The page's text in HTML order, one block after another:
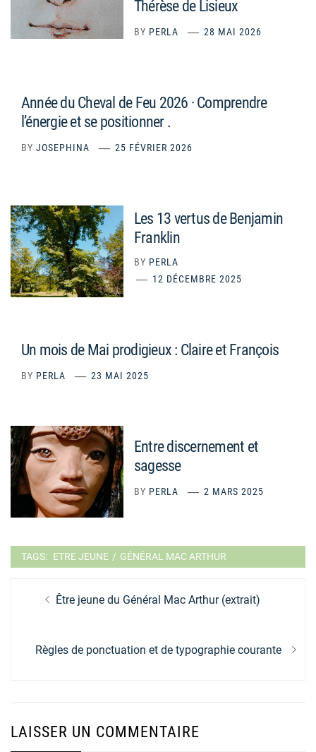
Thérèse de Lisieux
BY PERLA 28 MAI 2026
Année du Cheval de Feu 2026 · Comprendre
l’énergie et se positionner .
BY JOSEPHINA 25 FÉVRIER 2026
Les 13 vertus de Benjamin
Franklin
BY PERLA
12 DÉCEMBRE 2025
Un mois de Mai prodigieux : Claire et François
BY PERLA 23 MAI 2025
Entre discernement et
sagesse
BY PERLA 2 MARS 2025
TAGS: ETRE JEUNE / GÉNÉRAL MAC ARTHUR
Navigation
Previous
Être jeune du Général Mac Arthur (extrait)
Next
Règles de ponctuation et de typographie courante
LAISSER UN COMMENTAIRE